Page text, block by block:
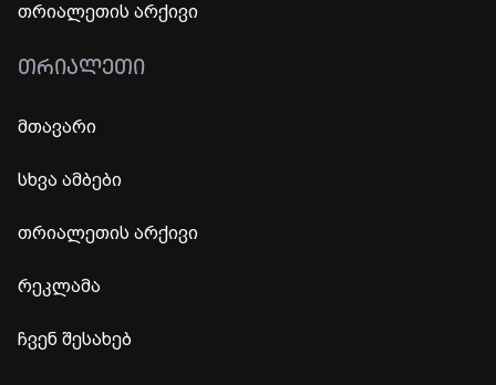
თრიალეთის არქივი
ᲗᲠᲘᲐᲚᲔᲗᲘ
მთავარი
სხვა ამბები
თრიალეთის არქივი
რეკლამა
ჩვენ შესახებ